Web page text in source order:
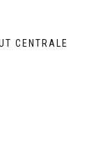
CENTRALE